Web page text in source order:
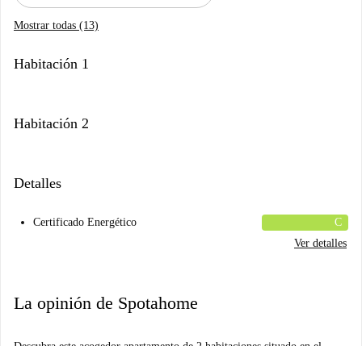
Mostrar todas (13)
Habitación 1
Habitación 2
Detalles
Certificado Energético
C
Ver detalles
La opinión de Spotahome